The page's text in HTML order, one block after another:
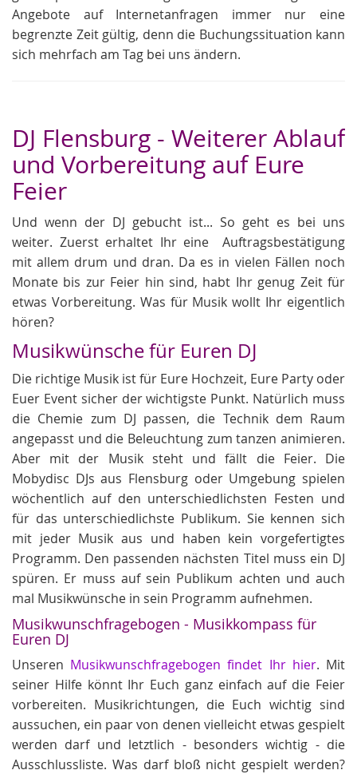
Angebote auf Internetanfragen immer nur eine
begrenzte Zeit gültig, denn die Buchungssituation kann
sich mehrfach am Tag bei uns ändern.
DJ Flensburg - Weiterer Ablauf
und Vorbereitung auf Eure
Feier
Und wenn der DJ gebucht ist... So geht es bei uns
weiter. Zuerst erhaltet Ihr eine Auftragsbestätigung
mit allem drum und dran. Da es in vielen Fällen noch
Monate bis zur Feier hin sind, habt Ihr genug Zeit für
etwas Vorbereitung. Was für Musik wollt Ihr eigentlich
hören?
Musikwünsche für Euren DJ
Die richtige Musik ist für Eure Hochzeit, Eure Party oder
Euer Event sicher der wichtigste Punkt. Natürlich muss
die Chemie zum DJ passen, die Technik dem Raum
angepasst und die Beleuchtung zum tanzen animieren.
Aber mit der Musik steht und fällt die Feier. Die
Mobydisc DJs aus Flensburg oder Umgebung spielen
wöchentlich auf den unterschiedlichsten Festen und
für das unterschiedlichste Publikum. Sie kennen sich
mit jeder Musik aus und haben kein vorgefertigtes
Programm. Den passenden nächsten Titel muss ein DJ
spüren. Er muss auf sein Publikum achten und auch
mal Musikwünsche in sein Programm aufnehmen.
Musikwunschfragebogen - Musikkompass für
Euren DJ
Unseren Musikwunschfragebogen findet Ihr hier. Mit
seiner Hilfe könnt Ihr Euch ganz einfach auf die Feier
vorbereiten. Musikrichtungen, die Euch wichtig sind
aussuchen, ein paar von denen vielleicht etwas gespielt
werden darf und letztlich - besonders wichtig - die
Ausschlussliste. Was darf bloß nicht gespielt werden?